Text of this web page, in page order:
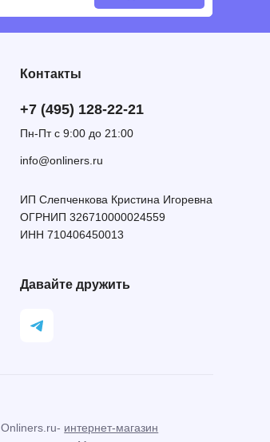
Контакты
+7 (495) 128-22-21
Пн-Пт с 9:00 до 21:00
info@onliners.ru
ИП Слепченкова Кристина Игоревна
ОГРНИП 326710000024559
ИНН 710406450013
Давайте дружить
Onliners.ru- интернет-магазин